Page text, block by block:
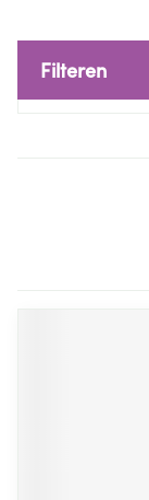
Filteren